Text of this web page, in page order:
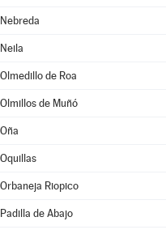
Nebreda
Neila
Olmedillo de Roa
Olmillos de Muñó
Oña
Oquillas
Orbaneja Riopico
Padilla de Abajo